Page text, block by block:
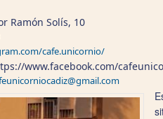
Ramón Solís, 10
cafe.unicornio/
www.facebook.com/